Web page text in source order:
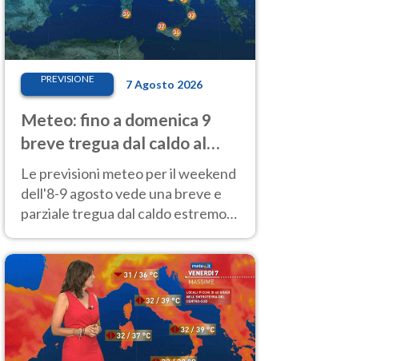
PREVISIONE 7 Agosto 2026
Meteo: fino a domenica 9
breve tregua dal caldo al
Nord! Altrove calura e afa
Le previsioni meteo per il weekend
dell'8-9 agosto vede una breve e
parziale tregua dal caldo estremo
40 gradi.